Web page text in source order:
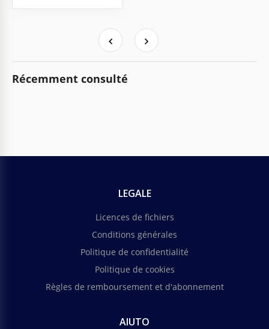
Récemment consulté
LEGALE
Licences de fichiers
Conditions générales
Politique de confidentialité
Politique de cookies
Règles de remboursement et d'abonnement
AIUTO